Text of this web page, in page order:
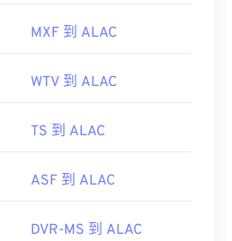
MXF 到 ALAC
WTV 到 ALAC
TS 到 ALAC
ASF 到 ALAC
DVR-MS 到 ALAC